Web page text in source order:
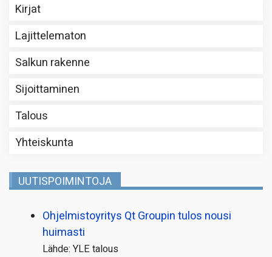
Kirjat
Lajittelematon
Salkun rakenne
Sijoittaminen
Talous
Yhteiskunta
UUTISPOIMINTOJA
Ohjelmistoyritys Qt Groupin tulos nousi
huimasti
Lähde: YLE talous